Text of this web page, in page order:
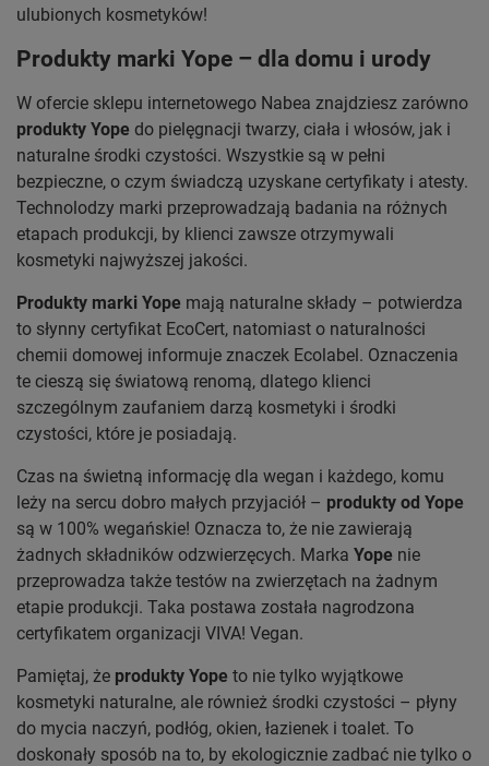
ulubionych kosmetyków!
Produkty marki Yope – dla domu i urody
W ofercie sklepu internetowego Nabea znajdziesz zarówno
produkty Yope do pielęgnacji twarzy, ciała i włosów, jak i
naturalne środki czystości. Wszystkie są w pełni
bezpieczne, o czym świadczą uzyskane certyfikaty i atesty.
Technolodzy marki przeprowadzają badania na różnych
etapach produkcji, by klienci zawsze otrzymywali
kosmetyki najwyższej jakości.
Produkty marki Yope mają naturalne składy – potwierdza
to słynny certyfikat EcoCert, natomiast o naturalności
chemii domowej informuje znaczek Ecolabel. Oznaczenia
te cieszą się światową renomą, dlatego klienci
szczególnym zaufaniem darzą kosmetyki i środki
czystości, które je posiadają.
Czas na świetną informację dla wegan i każdego, komu
leży na sercu dobro małych przyjaciół – produkty od Yope
są w 100% wegańskie! Oznacza to, że nie zawierają
żadnych składników odzwierzęcych. Marka Yope nie
przeprowadza także testów na zwierzętach na żadnym
etapie produkcji. Taka postawa została nagrodzona
certyfikatem organizacji VIVA! Vegan.
Pamiętaj, że produkty Yope to nie tylko wyjątkowe
kosmetyki naturalne, ale również środki czystości – płyny
do mycia naczyń, podłóg, okien, łazienek i toalet. To
doskonały sposób na to, by ekologicznie zadbać nie tylko o